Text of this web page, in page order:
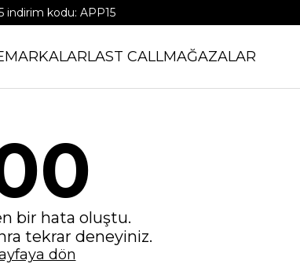
indirim kodu: APP15
MARKALARLAST CALLMAĞAZALAR
bir hata oluştu.
tekrar deneyiniz.
dön